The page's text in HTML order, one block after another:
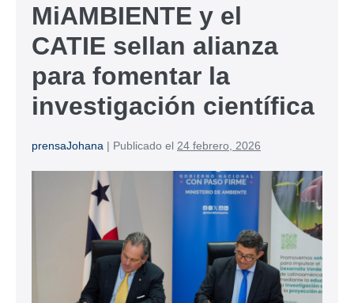
MiAMBIENTE y el
CATIE sellan alianza
para fomentar la
investigación científica
prensaJohana | Publicado el 24 febrero, 2026